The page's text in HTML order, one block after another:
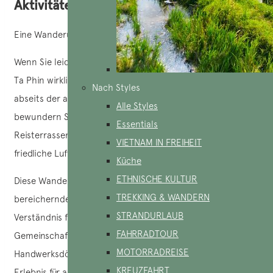
Nach Styles
Alle Styles
Essentials
VIETNAM IN FREIHEIT
Küche
ETHNISCHE KULTUR
TREKKING & WANDERN
STRANDURLAUB
FAHRRADTOUR
MOTORRADREISE
KREUZFAHRT
Aktivitäten in Ma Tra und Ta Phin
Eine Wanderung machen – Trekking
Wenn Sie leidenschaftlich gerne wandern, sind Ma Tra und
Ta Phin wirklich ideale Reiseziele für Sie. Wenn Sie diese
abseits der ausgetretenen Pfade durchwandern,
bewundern Sie wilde Naturlandschaften und grüne
Reisterrassen. Beim Trekking können Sie die saubere und
friedliche Luft dieses Ortes genießen.
Diese Wanderreise bietet Ihnen nicht nur ein
bereicherndes Naturerlebnis, sondern auch ein besseres
Verständnis für die Kultur und das Leben der lokalen
Gemeinschaften durch ihre traditionellen
Handwerksdörfer. Dies ist zweifellos ein unvergessliches